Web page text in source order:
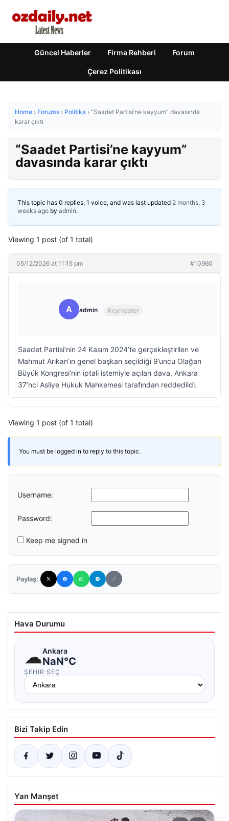
Güncel Haberler Firma Rehberi Forum
Çerez Politikası
Home › Forums › Politika › “Saadet Partisi’ne kayyum” davasında
karar çıktı
“Saadet Partisi’ne kayyum”
davasında karar çıktı
This topic has 0 replies, 1 voice, and was last updated 2 months, 3
weeks ago by admin.
Viewing 1 post (of 1 total)
05/12/2026 at 11:15 pm #10960
A admin Keymaster
Saadet Partisi’nin 24 Kasım 2024’te gerçekleştirilen ve
Mahmut Arıkan’ın genel başkan seçildiği 9’uncu Olağan
Büyük Kongresi’nin iptali istemiyle açılan dava, Ankara
37’nci Asliye Hukuk Mahkemesi tarafından reddedildi.
Viewing 1 post (of 1 total)
You must be logged in to reply to this topic.
Username:
Password:
Keep me signed in
Paylaş:
Hava Durumu
☁Ankara
NaN°C
ŞEHIR SEÇ
Bizi Takip Edin
Yan Manşet